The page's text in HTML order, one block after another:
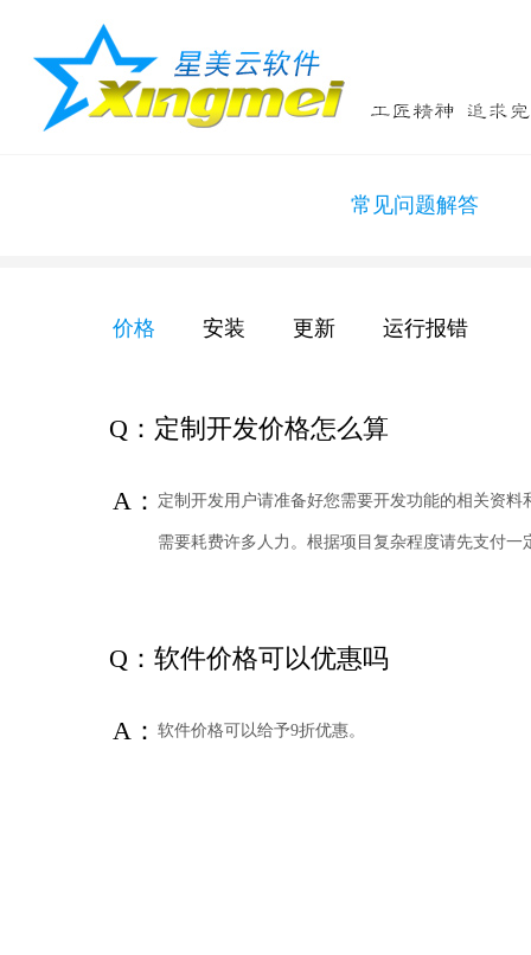
常见问题解答
价格 安装 更新 运行报错
Q：定制开发价格怎么算
A： 定制开发用户请准备好您需要开发功能的相关资
需要耗费许多人力。根据项目复杂程度请先支付一
Q：软件价格可以优惠吗
A： 软件价格可以给予9折优惠。